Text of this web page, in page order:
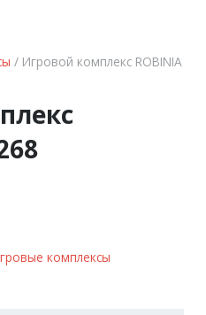
/ Игровой комплекс ROBINIA
комплексы